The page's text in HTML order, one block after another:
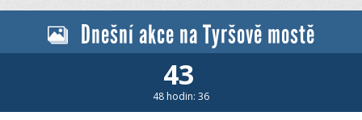
Dnešní akce na Tyršově mostě
43
48 hodin: 36